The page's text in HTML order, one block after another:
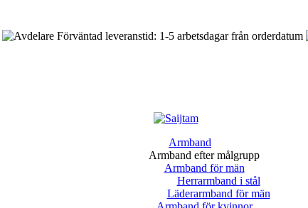
Förväntad leveranstid: 1-5 arbetsdagar från orderdatum
Armband
Armband efter målgrupp
Armband för män
Herrarmband i stål
Läderarmband för män